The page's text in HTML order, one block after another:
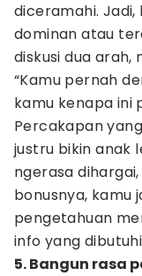
diceramahi.
dominan atau
diskusi dua arah,
“Kamu pernah
kamu kenapa ini
Percakapan
justru bikin anak
ngerasa
bonusnya, kamu
pengetahuan
info yang
5. Bangun rasa